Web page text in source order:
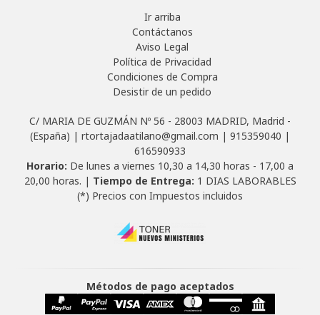
Ir arriba
Contáctanos
Aviso Legal
Política de Privacidad
Condiciones de Compra
Desistir de un pedido
C/ MARIA DE GUZMÁN Nº 56 - 28003 MADRID, Madrid -
(España) | rtortajadaatilano@gmail.com | 915359040 |
616590933
Horario: De lunes a viernes 10,30 a 14,30 horas - 17,00 a
20,00 horas. | Tiempo de Entrega: 1 DIAS LABORABLES
(*) Precios con Impuestos incluidos
Métodos de pago aceptados